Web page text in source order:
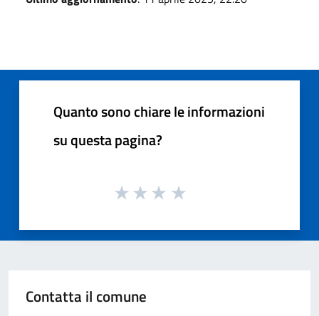
Quanto sono chiare le informazioni
su questa pagina?
Contatta il comune